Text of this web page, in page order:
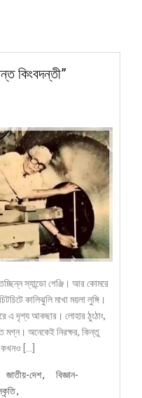
কিংবদন্তী”
স্যান্ডো গেঞ্জি। আর কোমরে
কালিঝুলি মাখা ময়লা লুঙ্গি।
এ দৃশ্য আকছার। লোহার ঠুংঠাং,
মগ্ন। অনেকেই নিরক্ষর, কিন্তু
কখনও […]
জাতীয়-দেশ
বিজ্ঞান-